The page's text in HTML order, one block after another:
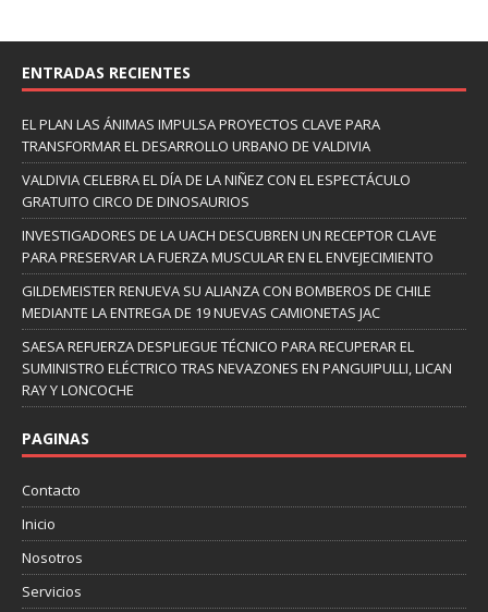
ENTRADAS RECIENTES
EL PLAN LAS ÁNIMAS IMPULSA PROYECTOS CLAVE PARA
TRANSFORMAR EL DESARROLLO URBANO DE VALDIVIA
VALDIVIA CELEBRA EL DÍA DE LA NIÑEZ CON EL ESPECTÁCULO
GRATUITO CIRCO DE DINOSAURIOS
INVESTIGADORES DE LA UACH DESCUBREN UN RECEPTOR CLAVE
PARA PRESERVAR LA FUERZA MUSCULAR EN EL ENVEJECIMIENTO
GILDEMEISTER RENUEVA SU ALIANZA CON BOMBEROS DE CHILE
MEDIANTE LA ENTREGA DE 19 NUEVAS CAMIONETAS JAC
SAESA REFUERZA DESPLIEGUE TÉCNICO PARA RECUPERAR EL
SUMINISTRO ELÉCTRICO TRAS NEVAZONES EN PANGUIPULLI, LICAN
RAY Y LONCOCHE
PAGINAS
Contacto
Inicio
Nosotros
Servicios